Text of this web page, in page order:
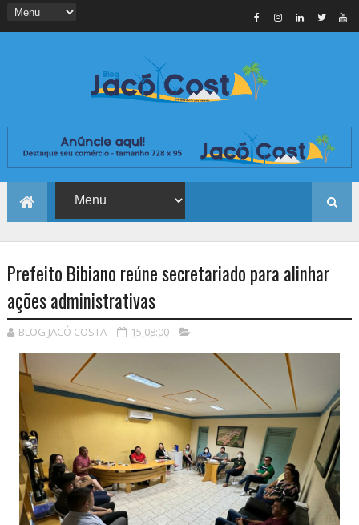
Prefeito Bibiano reúne secretariado para alinhar
ações administrativas
BLOG JACÓ COSTA 15:08:00